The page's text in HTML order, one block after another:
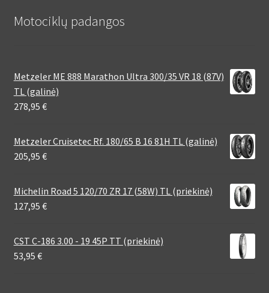
Motociklų padangos
Metzeler ME 888 Marathon Ultra 300/35 VR 18 (87V)
TL (galinė)
278,95 €
Metzeler Cruisetec Rf. 180/65 B 16 81H TL (galinė)
205,95 €
Michelin Road 5 120/70 ZR 17 (58W) TL (priekinė)
127,95 €
CST C-186 3.00 - 19 45P TT (priekinė)
53,95 €